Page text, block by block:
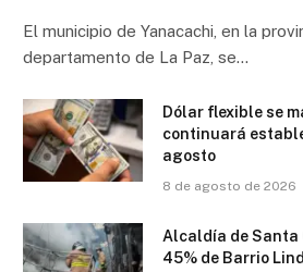
El municipio de Yanacachi, en la
departamento de La Paz, se…
Dólar flexible se
continuará
agosto
8 de agosto de 2026
Alcaldía de Santa
45% de Barrio